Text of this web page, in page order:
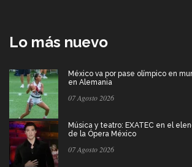
Lo más nuevo
México va por pase olímpico en
en Alemania
07 Agosto 2026
Música y teatro: EXATEC en el
de la Ópera México
07 Agosto 2026